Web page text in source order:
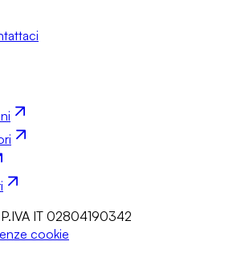
IT 02804190342
cookie